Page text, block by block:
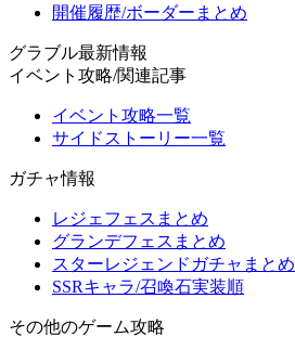
開催履歴/ボーダーまとめ
グラブル最新情報
イベント攻略/関連記事
イベント攻略一覧
サイドストーリー一覧
ガチャ情報
レジェフェスまとめ
グランデフェスまとめ
スターレジェンドガチャまとめ
SSRキャラ/召喚石実装順
その他のゲーム攻略